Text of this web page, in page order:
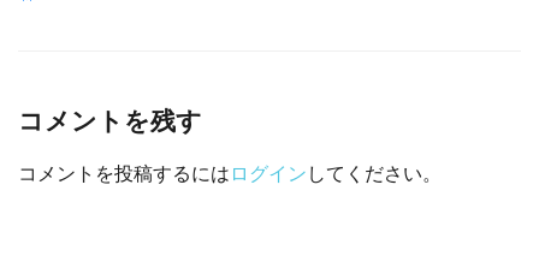
コメントを残す
コメントを投稿するには ログイン してください。